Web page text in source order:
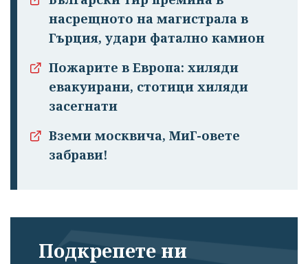
Успешно
излязохте от
профила си!
насрещното на магистрала в
Гърция, удари фатално камион
Пожарите в Европа: хиляди
евакуирани, стотици хиляди
засегнати
Вземи москвича, МиГ-овете
забрави!
Подкрепете ни